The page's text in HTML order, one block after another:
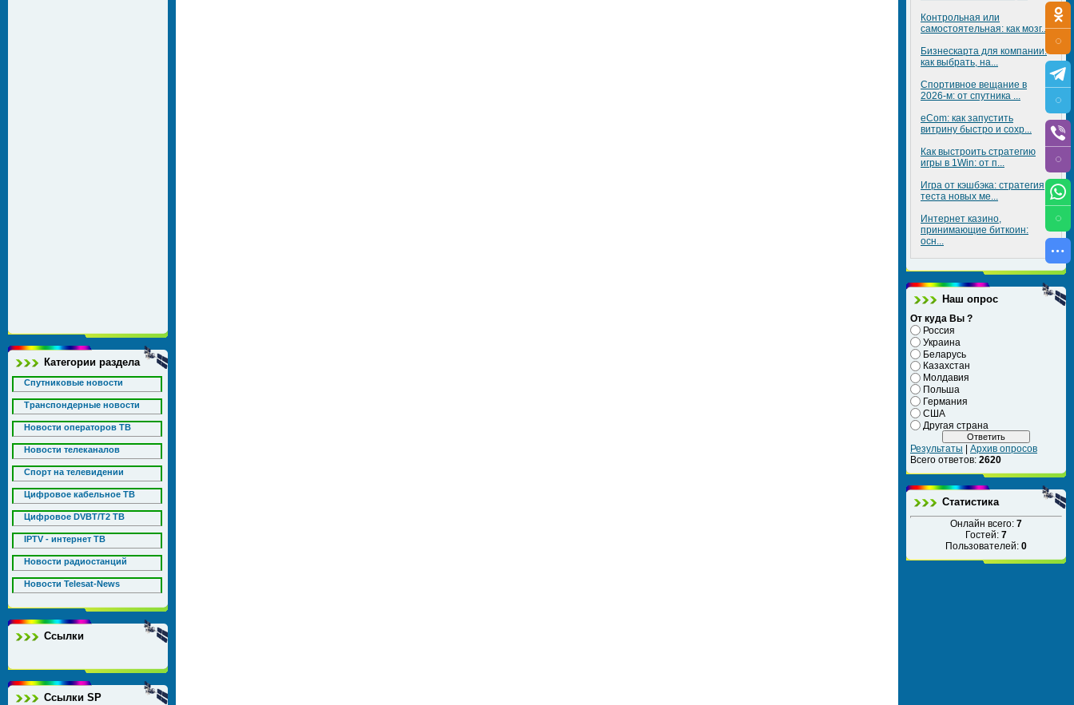
Категории раздела
Спутниковые новости
Транспондерные новости
Новости операторов ТВ
Новости телеканалов
Спорт на телевидении
Цифровое кабельное ТВ
Цифровое DVBT/T2 ТВ
IPTV - интернет ТВ
Новости радиостанций
Новости Telesat-News
Ссылки
Ссылки SP
Контрольная или
самостоятельная: как мозг...
Бизнескарта для компании:
как выбрать, на...
Спортивное вещание в
2026-м: от спутника ...
eCom: как запустить
витрину быстро и сохр...
Как выстроить стратегию
игры в 1Win: от п...
Игра от кэшбэка: стратегия
теста новых ме...
Интернет казино,
принимающие биткоин:
осн...
Наш опрос
От куда Вы ?
Россия
Украина
Беларусь
Казахстан
Молдавия
Польша
Германия
США
Другая страна
Результаты
Архив опросов
Всего ответов: 2620
Статистика
Онлайн всего: 7
Гостей: 7
Пользователей: 0